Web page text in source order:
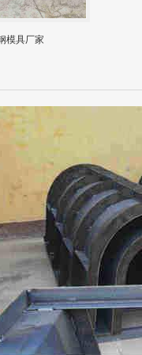
模具厂家